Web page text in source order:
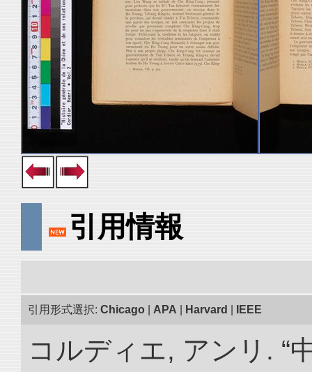
引用情報
引用形式選択: Chicago APA Harvard IEEE
コルディエ, アンリ. “